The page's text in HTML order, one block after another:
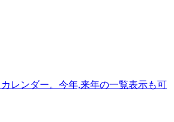
レンダー。今年,来年の一覧表示も可